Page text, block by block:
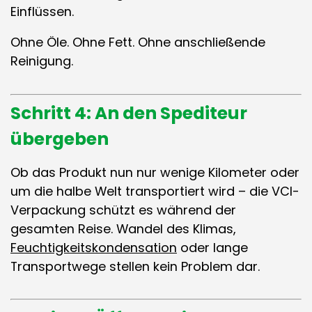
Einflüssen.
Ohne Öle. Ohne Fett. Ohne anschließende
Reinigung.
Schritt 4: An den Spediteur
übergeben
Ob das Produkt nun nur wenige Kilometer oder
um die halbe Welt transportiert wird – die VCI-
Verpackung schützt es während der
gesamten Reise. Wandel des Klimas,
Feuchtigkeitskondensation oder lange
Transportwege stellen kein Problem dar.